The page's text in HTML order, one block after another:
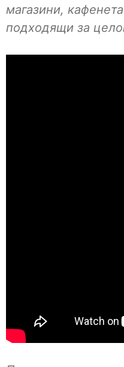
магазини,
подходящи за